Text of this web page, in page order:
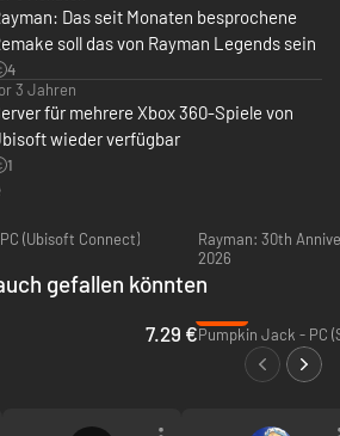
Engine:
Engine wurden erweitert, um nun auch 3D-
Lichtdesign und ein neues Rendering-
preisgekrönte Grafik von Rayman geht in
zurück:
Künstlern, Designern und Komponisten
um neue Welten, neue Charaktere und
schaffen.
Das seit Monaten besprochene
soll das von Rayman Legends sein
4
3 Jahren
für mehrere Xbox 360-Spiele von
wieder verfügbar
1
(Ubisoft Connect)
Rayman: 30th
2026
gefallen könnten
7.29 €Pumpkin Jack - PC